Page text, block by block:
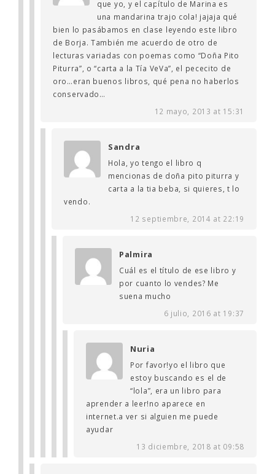
que yo, y el capítulo de Marina es
una mandarina trajo cola! jajaja qué
bien lo pasábamos en clase leyendo este libro
de Borja. También me acuerdo de otro de
lecturas variadas con poemas como “Doña Pito
Piturra”, o “carta a la Tía VeVa”, el pececito de
oro…eran buenos libros, qué pena no haberlos
conservado…
12 mayo, 2013 at 15:31
Sandra
Hola, yo tengo el libro q
mencionas de doña pito piturra y
carta a la tia beba, si quieres, t lo
vendo.
12 septiembre, 2014 at 22:19
Palmira
Cuál es el título de ese libro y
por cuanto lo vendes? Me
suena mucho
6 julio, 2016 at 19:37
Nuria
Por favor!yo el libro que
estoy buscando es el de
“lola”, era un libro para
aprender a leer!no aparece en
internet.a ver si alguien me puede
ayudar
13 diciembre, 2018 at 09:58